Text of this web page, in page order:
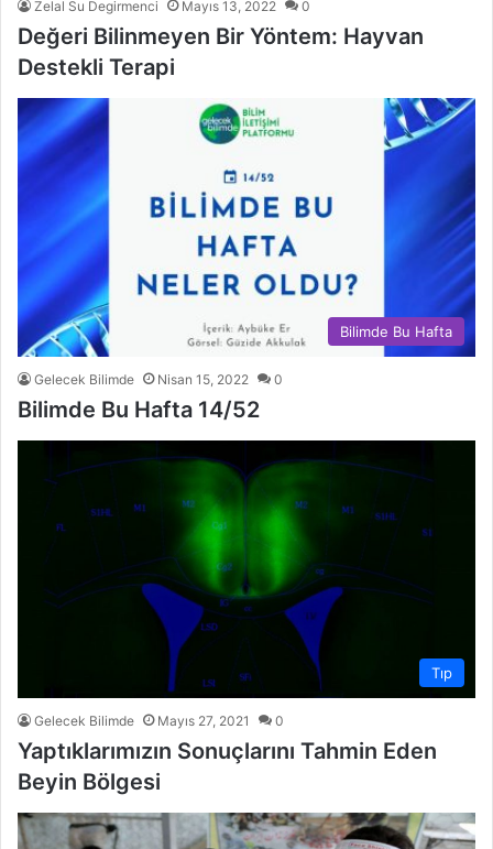
Zelal Su Degirmenci Mayıs 13, 2022 0
Değeri Bilinmeyen Bir Yöntem: Hayvan
Destekli Terapi
Bilimde Bu Hafta
Gelecek Bilimde Nisan 15, 2022 0
Bilimde Bu Hafta 14/52
Tıp
Gelecek Bilimde Mayıs 27, 2021 0
Yaptıklarımızın Sonuçlarını Tahmin Eden
Beyin Bölgesi